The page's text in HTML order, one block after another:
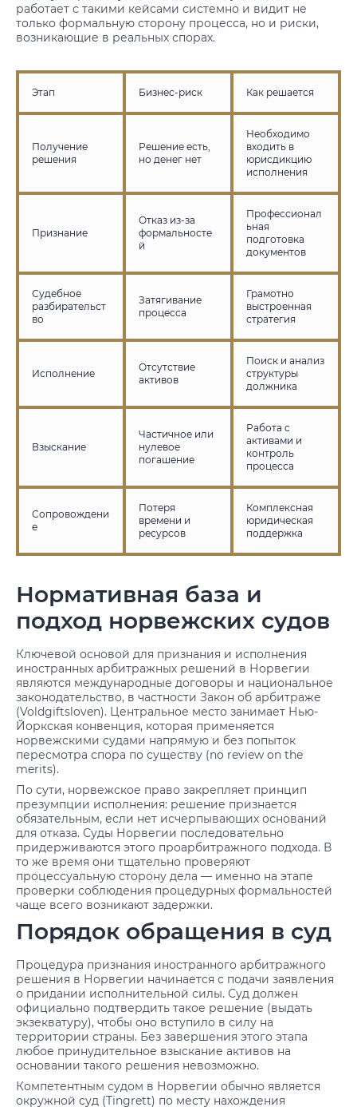
работает с такими кейсами системно и видит не
только формальную сторону процесса, но и риски,
возникающие в реальных спорах.
Этап Бизнес-риск Как решается
Получение
решения
Решение есть,
но денег нет
Необходимо
входить в
юрисдикцию
исполнения
Признание
Отказ из-за
формальносте
й
Профессионал
ьная
подготовка
документов
Судебное
разбирательст
во
Затягивание
процесса
Грамотно
выстроенная
стратегия
Исполнение
Отсутствие
активов
Поиск и анализ
структуры
должника
Взыскание
Частичное или
нулевое
погашение
Работа с
активами и
контроль
процесса
Сопровождени
е
Потеря
времени и
ресурсов
Комплексная
юридическая
поддержка
Нормативная база и
подход норвежских судов
Ключевой основой для признания и исполнения
иностранных арбитражных решений в Норвегии
являются международные договоры и национальное
законодательство, в частности Закон об арбитраже
(Voldgiftsloven). Центральное место занимает Нью-
Йоркская конвенция, которая применяется
норвежскими судами напрямую и без попыток
пересмотра спора по существу (no review on the
merits).
По сути, норвежское право закрепляет принцип
презумпции исполнения: решение признается
обязательным, если нет исчерпывающих оснований
для отказа. Суды Норвегии последовательно
придерживаются этого проарбитражного подхода. В
то же время они тщательно проверяют
процессуальную сторону дела — именно на этапе
проверки соблюдения процедурных формальностей
чаще всего возникают задержки.
Порядок обращения в суд
Процедура признания иностранного арбитражного
решения в Норвегии начинается с подачи заявления
о придании исполнительной силы. Суд должен
официально подтвердить такое решение (выдать
экзекватуру), чтобы оно вступило в силу на
территории страны. Без завершения этого этапа
любое принудительное взыскание активов на
основании такого решения невозможно.
Компетентным судом в Норвегии обычно является
окружной суд (Tingrett) по месту нахождения